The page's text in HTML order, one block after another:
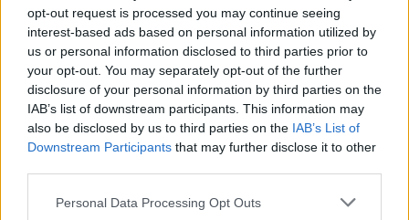
opt-out request is processed you may continue seeing
interest-based ads based on personal information utilized by
us or personal information disclosed to third parties prior to
your opt-out. You may separately opt-out of the further
disclosure of your personal information by third parties on the
IAB’s list of downstream participants. This information may
also be disclosed by us to third parties on the IAB’s List of
Downstream Participants that may further disclose it to other
Personal Data Processing Opt Outs
wahrscheinlich wieder gemeckert.
•Hulk•undmoveragefällt dies.
•Hulk•
Laufenlerner
das große Birthday Event startet